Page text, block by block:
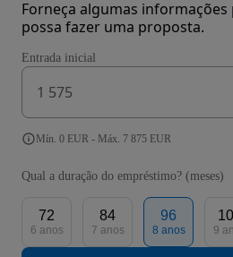
Forneça algumas informações
possa fazer uma proposta.
Entrada inicial
Mín. 0 EUR - Máx. 7 875 EUR
Qual a duração do empréstimo? (meses)
72
6 anos
84
7 anos
96
8 anos 9